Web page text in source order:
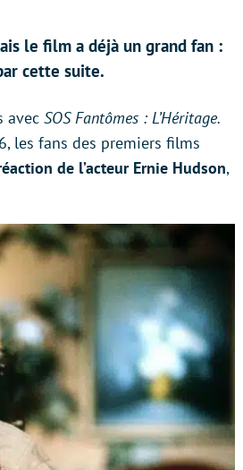
le film a déjà un grand fan :
cette suite.
avec SOS Fantômes : L’Héritage.
les fans des premiers films
de l’acteur Ernie Hudson,